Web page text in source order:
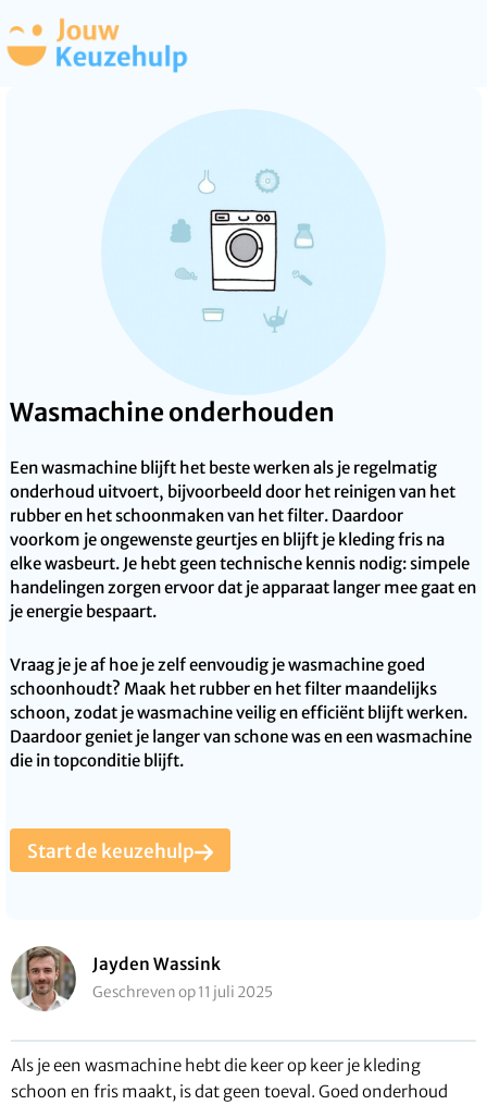
Wasmachine onderhouden
Een wasmachine blijft het beste werken als je regelmatig
onderhoud uitvoert, bijvoorbeeld door het reinigen van het
rubber en het schoonmaken van het filter. Daardoor
voorkom je ongewenste geurtjes en blijft je kleding fris na
elke wasbeurt. Je hebt geen technische kennis nodig: simpele
handelingen zorgen ervoor dat je apparaat langer mee gaat en
je energie bespaart.
Vraag je je af hoe je zelf eenvoudig je wasmachine goed
schoonhoudt? Maak het rubber en het filter maandelijks
schoon, zodat je wasmachine veilig en efficiënt blijft werken.
Daardoor geniet je langer van schone was en een wasmachine
die in topconditie blijft.
Start de keuzehulp
Jayden Wassink
Geschreven op 11 juli 2025
Als je een wasmachine hebt die keer op keer je kleding
schoon en fris maakt, is dat geen toeval. Goed onderhoud